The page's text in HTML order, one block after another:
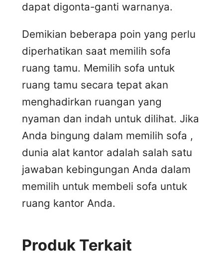
dapat digonta-ganti warnanya.
Demikian beberapa poin yang perlu
diperhatikan saat memilih sofa
ruang tamu. Memilih sofa untuk
ruang tamu secara tepat akan
menghadirkan ruangan yang
nyaman dan indah untuk dilihat. Jika
Anda bingung dalam memilih sofa ,
dunia alat kantor adalah salah satu
jawaban kebingungan Anda dalam
memilih untuk membeli sofa untuk
ruang kantor Anda.
Produk Terkait